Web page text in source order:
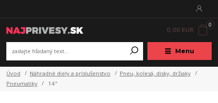
Menu
0
0,00 EUR
Úvod Náhradné diely a príslušenstvo
Pneu, kolesá, disky, držiaky
Pneumatiky
14"